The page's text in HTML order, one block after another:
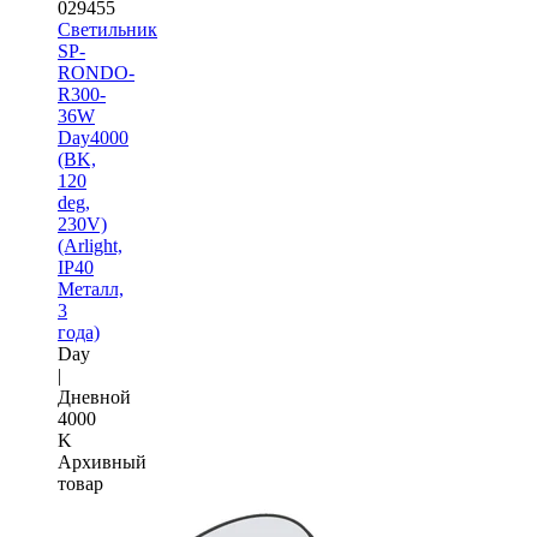
029455
Светильник
SP-
RONDO-
R300-
36W
Day4000
(BK,
120
deg,
230V)
(Arlight,
IP40
Металл,
3
года)
Day
|
Дневной
4000
K
Архивный
товар